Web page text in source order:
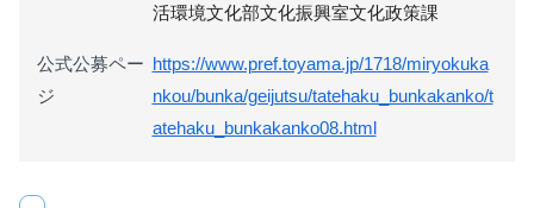
活環境文化部文化振興室文化政策課
公式公募ペー
ジ
https://www.pref.toyama.jp/1718/miryokuka
nkou/bunka/geijutsu/tatehaku_bunkakanko/t
atehaku_bunkakanko08.html